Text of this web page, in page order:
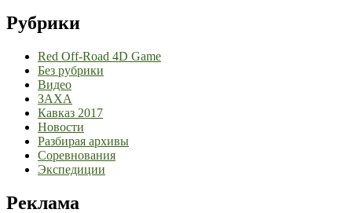
Рубрики
Red Off-Road 4D Game
Без рубрики
Видео
ЗАХА
Кавказ 2017
Новости
Разбирая архивы
Соревнования
Экспедиции
Реклама